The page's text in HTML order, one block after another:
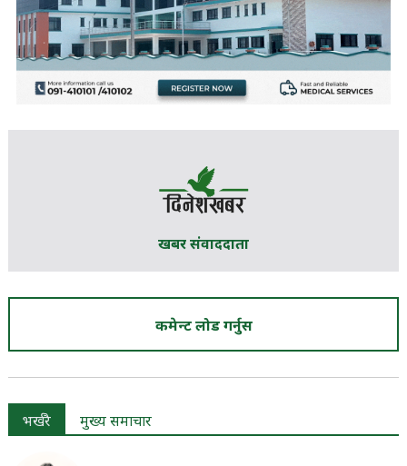
खबर संवाददाता
कमेन्ट लोड गर्नुस
भर्खरै मुख्य समाचार